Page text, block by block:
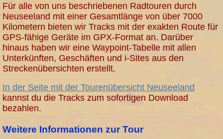
Für alle von uns beschriebenen Radtouren durch
Neuseeland mit einer Gesamtlänge von über 7000
Kilometern bieten wir Tracks mit der exakten Route für
GPS-fähige Geräte im GPX-Format an. Darüber
hinaus haben wir eine Waypoint-Tabelle mit allen
Unterkünften, Geschäften und i-Sites aus den
Streckenübersichten erstellt.
In der Seite mit der Tourenübersicht Neuseeland
kannst du die Tracks zum sofortigen Download
bezahlen.
Weitere Informationen zur Tour